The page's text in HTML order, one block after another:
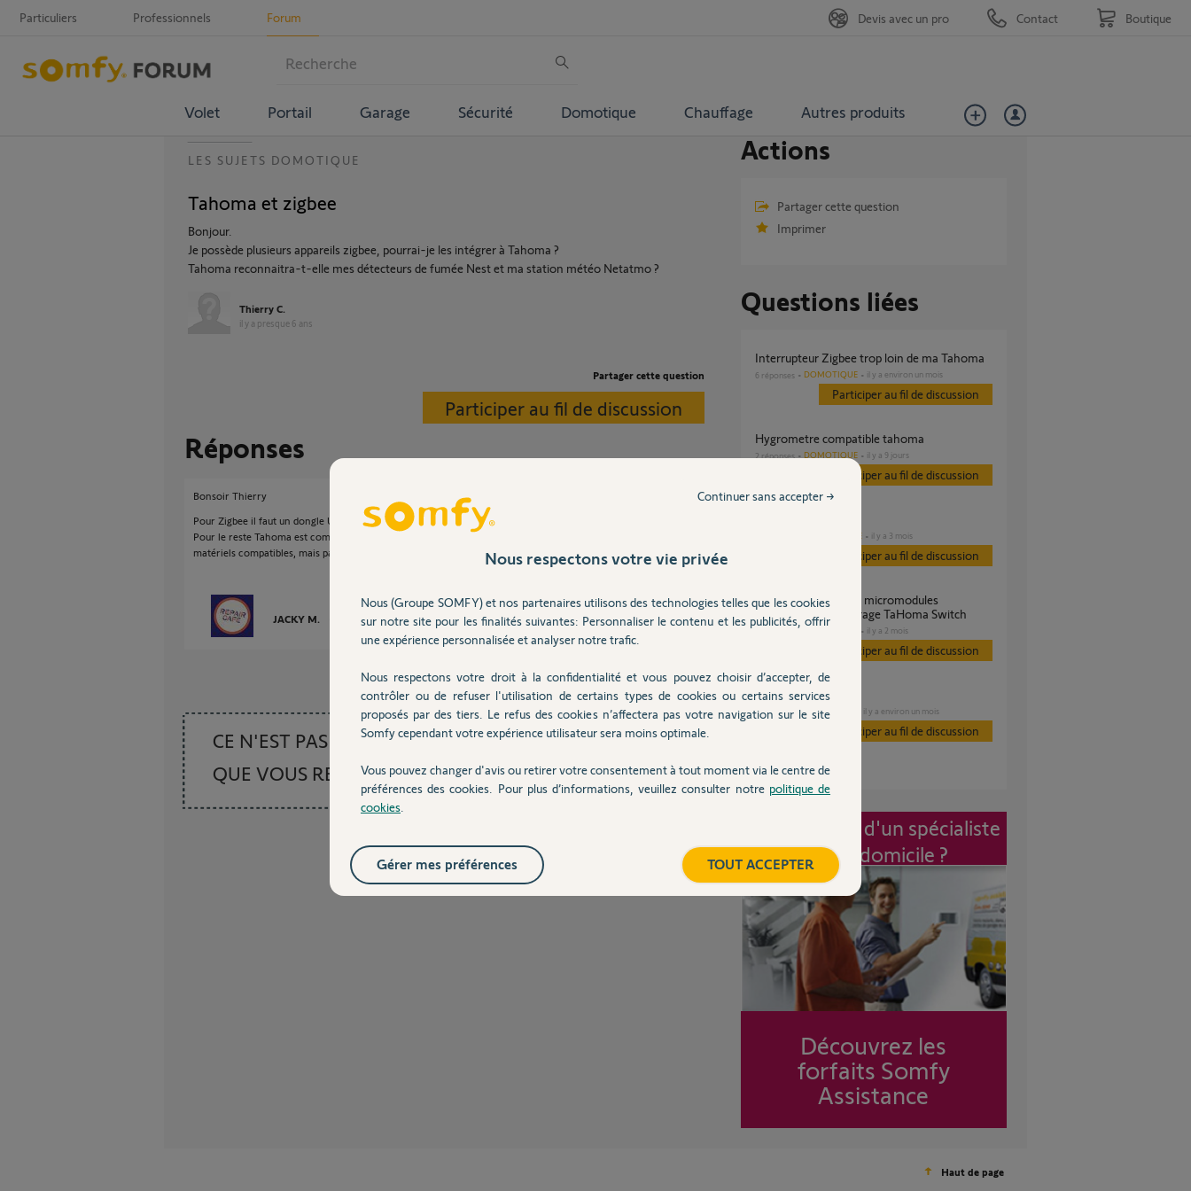
Particuliers Professionnels Forum
Volet Portail Garage Sécurité Domotique Chauffage Autres produits
Devis avec un pro Contact Boutique
LES SUJETS DOMOTIQUE
Tahoma et zigbee
Bonjour.
Je possède plusieurs appareils zigbee, pourrai-je les intégrer à Tahoma ?
Tahoma reconnaitra-t-elle mes détecteurs de fumée Nest et ma station météo Netatmo ?
Thierry C.
il y a presque 6 ans
Partager cette question
Participer au fil de discussion
Réponses
Bonsoir Thierry
Pour Zigbee il faut un dongle USB.
Pour le reste Tahoma est compatible IFTTT et peut communiquer par ce biais avec tous les
matériels compatibles, mais pas liaison native pour Nest et Netatmo.
JACKY M. il y a presque 6 ans
CE N'EST PAS CE
QUE VOUS RECHERCHEZ
Posez votre question
Actions
Partager cette question
Imprimer
Questions liées
interrupteur Zigbee trop loin de ma Tahoma
6 réponses DOMOTIQUE il y a environ un mois
Participer au fil de discussion
hygrometre compatible tahoma
2 réponses DOMOTIQUE il y a 9 jours
Participer au fil de discussion
DOMOTIQUE il y a 3 mois
Participer au fil de discussion
Schneider zigbee 3.0 micromodules
CCT5010-0003 éclairage TaHoma Switch
il y a 2 mois
Participer au fil de discussion
Passerelle Zigbee
1réponse DOMOTIQUE il y a environ un mois
Participer au fil de discussion
Intervention d'un spécialiste
à mon domicile ?
Découvrez les
forfaits Somfy
Assistance
Haut de page
Nous respectons votre vie privée
Nous (Groupe SOMFY) et nos partenaires utilisons des technologies telles que les cookies
sur notre site pour les finalités suivantes: Personnaliser le contenu et les publicités, offrir
une expérience personnalisée et analyser notre trafic.
Nous respectons votre droit à la confidentialité et vous pouvez choisir d’accepter, de
contrôler ou de refuser l'utilisation de certains types de cookies ou certains services
proposés par des tiers. Le refus des cookies n’affectera pas votre navigation sur le site
Somfy cependant votre expérience utilisateur sera moins optimale.
Vous pouvez changer d'avis ou retirer votre consentement à tout moment via le centre de
préférences des cookies. Pour plus d’informations, veuillez consulter notre politique de
cookies
Continuer sans accepter →
TOUT ACCEPTER
Gérer mes préférences